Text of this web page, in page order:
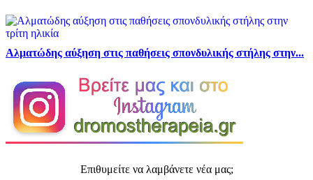
Αλματώδης αύξηση στις παθήσεις σπονδυλικής στήλης στην...
Επιθυμείτε να λαμβάνετε νέα μας;